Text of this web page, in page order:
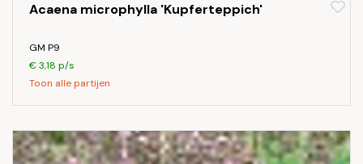
Acaena microphylla 'Kupferteppich'
GM P9
€ 3,18 p/s
Toon alle partijen